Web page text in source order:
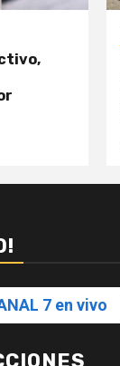
7 en vivo